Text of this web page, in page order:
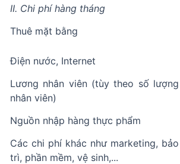
II. Chi phí hàng tháng
Thuê mặt bằng
Điện nước, Internet
Lương nhân viên (tùy theo số lượng
nhân viên)
Nguồn nhập hàng thực phẩm
Các chi phí khác như marketing, bảo
trì, phần mềm, vệ sinh,...